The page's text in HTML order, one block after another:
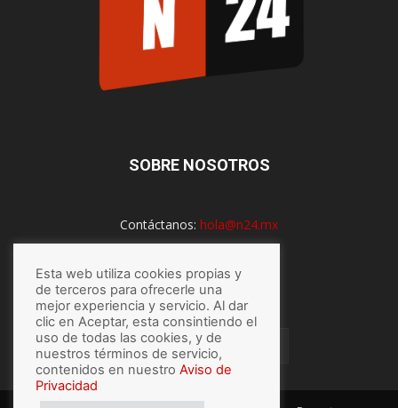
SOBRE NOSOTROS
Contáctanos: hola@n24.mx
SÍGUENOS
Esta web utiliza cookies propias y
de terceros para ofrecerle una
mejor experiencia y servicio. Al dar
clic en Aceptar, esta consintiendo el
uso de todas las cookies, y de
nuestros términos de servicio,
contenidos en nuestro Aviso de
Privacidad